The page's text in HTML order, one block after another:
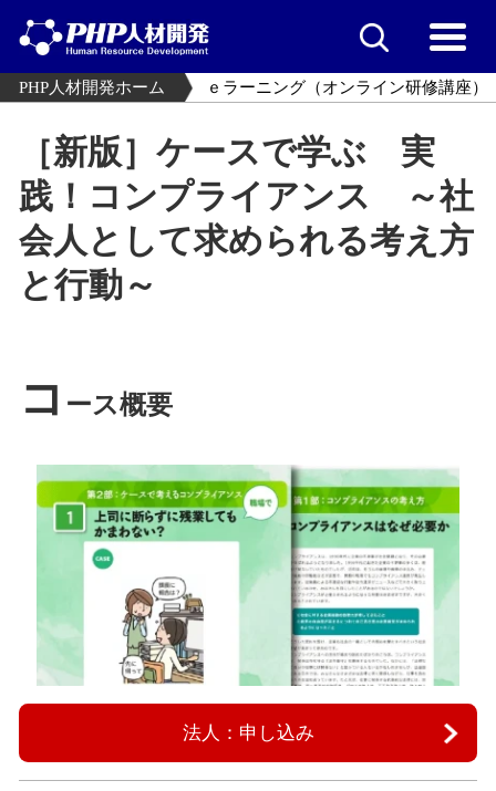
PHP人材開発ホーム ｅラーニング（オンライン研修講座）
［新版］ケースで学ぶ 実
践！コンプライアンス ～社
会人として求められる考え方
と行動～
コ ース概要
法人：申し込み